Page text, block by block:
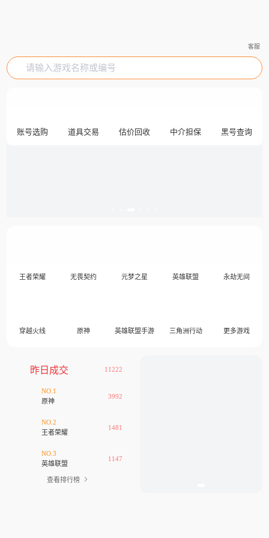
客服
请输入游戏名称或编号
账号选购 道具交易 估价回收 中介担保 黑号查询
王者荣耀 无畏契约 元梦之星 英雄联盟 永劫无间
穿越火线 原神 英雄联盟手游 三角洲行动 更多游戏
昨日成交 11222
NO.1
原神
3992
NO.2
王者荣耀
1481
NO.3
英雄联盟
1147
查看排行榜 